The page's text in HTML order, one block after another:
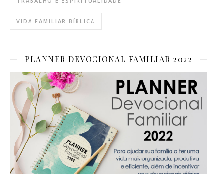
VIDA FAMILIAR BÍBLICA
PLANNER DEVOCIONAL FAMILIAR 2022